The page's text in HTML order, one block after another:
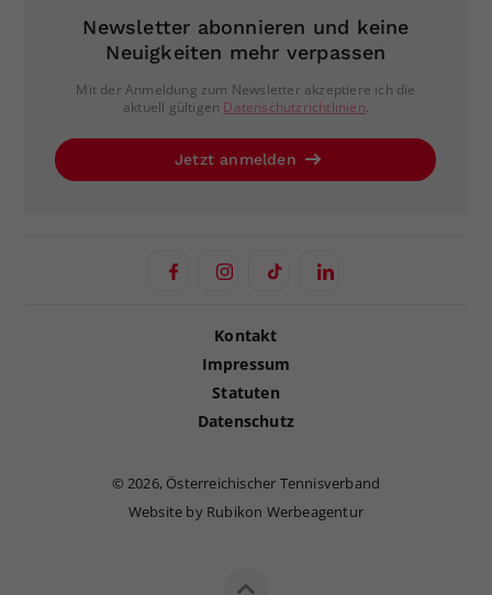
Newsletter abonnieren und keine
Neuigkeiten mehr verpassen
Mit der Anmeldung zum Newsletter akzeptiere ich die
aktuell gültigen Datenschutzrichtlinien.
Jetzt anmelden
Kontakt
Impressum
Statuten
Datenschutz
©2026, Österreichischer Tennisverband
Website by Rubikon Werbeagentur